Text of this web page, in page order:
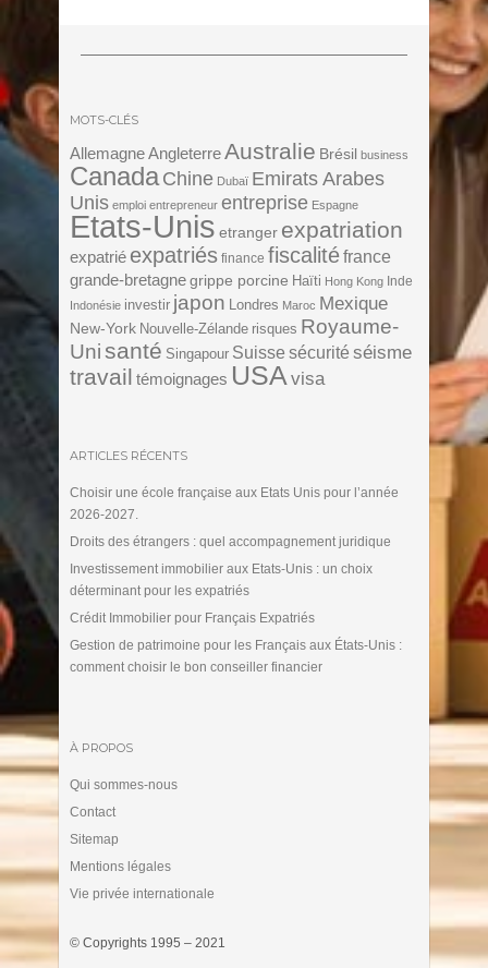
MOTS-CLÉS
Allemagne AngleterreAustralie Brésil business
Canada Chine Dubaï Emirats Arabes
Unis emploi entrepreneur entreprise Espagne
Etats-Unis etranger expatriation
expatrié expatriés finance fiscalitéfrance
grande-bretagne grippe porcine Haïti Hong Kong Inde
Indonésie investir japon Londres Maroc Mexique
New-York Nouvelle-Zélande risques Royaume-
Unisanté Singapour Suisse sécurité séisme
travail témoignages USA visa
ARTICLES RÉCENTS
Choisir une école française aux Etats Unis pour l’année
2026-2027.
Droits des étrangers : quel accompagnement juridique
Investissement immobilier aux Etats-Unis : un choix
déterminant pour les expatriés
Crédit Immobilier pour Français Expatriés
Gestion de patrimoine pour les Français aux États-Unis :
comment choisir le bon conseiller financier
À PROPOS
Qui sommes-nous
Contact
Sitemap
Mentions légales
Vie privée internationale
© Copyrights 1995 – 2021